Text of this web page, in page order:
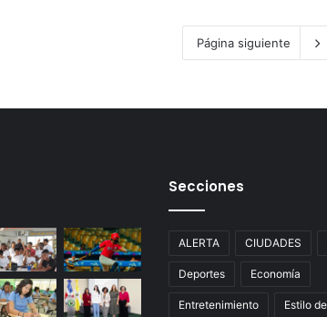
Página siguiente
Secciones
ALERTA CIUDADES
Deportes Economía
Entretenimiento Estilo